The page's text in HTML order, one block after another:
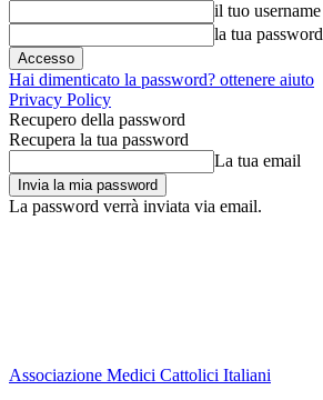
il tuo username
la tua password
Hai dimenticato la password? ottenere aiuto
Privacy Policy
Recupero della password
Recupera la tua password
La tua email
La password verrà inviata via email.
Associazione Medici Cattolici Italiani